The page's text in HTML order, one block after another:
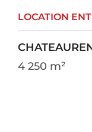
LOCATION
4 250 m²